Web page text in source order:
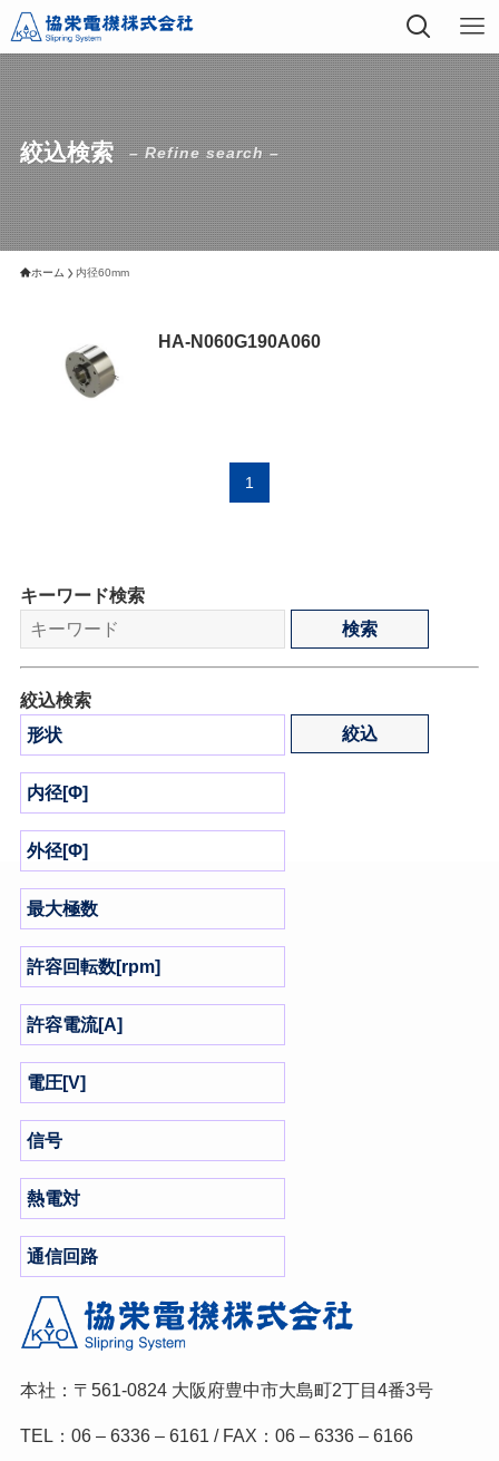
絞込検索 – Refine search –
ホーム 内径60mm
HA-N060G190A060
1
キーワード検索
絞込検索
形状
内径[Φ]
外径[Φ]
最大極数
許容回転数[rpm]
許容電流[A]
電圧[V]
信号
熱電対
通信回路
本社：〒561-0824 大阪府豊中市大島町2丁目4番3号
TEL：06 – 6336 – 6161 / FAX：06 – 6336 – 6166